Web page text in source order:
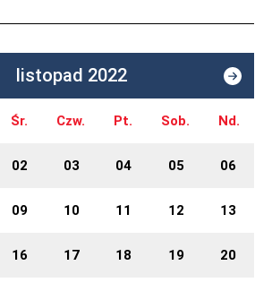
listopad 2022
Śr. Czw. Pt. Sob. Nd.
02 03 04 05 06
09 10 11 12 13
16 17 18 19 20